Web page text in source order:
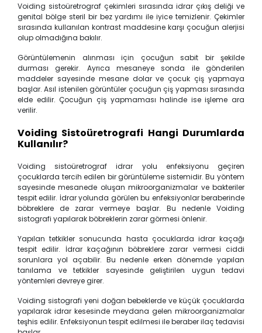
Voiding sistoüretrograf çekimleri sırasında idrar çıkış deliği ve
genital bölge steril bir bez yardımı ile iyice temizlenir. Çekimler
sırasında kullanılan kontrast maddesine karşı çocuğun alerjisi
olup olmadığına bakılır.
Görüntülemenin alınması için çocuğun sabit bir şekilde
durması gerekir. Ayrıca mesaneye sonda ile gönderilen
maddeler sayesinde mesane dolar ve çocuk çiş yapmaya
başlar. Asıl istenilen görüntüler çocuğun çiş yapması sırasında
elde edilir. Çocuğun çiş yapmaması halinde ise işleme ara
verilir.
Voiding Sistoüretrografi Hangi Durumlarda
Kullanılır?
Voiding sistoüretrograf idrar yolu enfeksiyonu geçiren
çocuklarda tercih edilen bir görüntüleme sistemidir. Bu yöntem
sayesinde mesanede oluşan mikroorganizmalar ve bakteriler
tespit edilir. İdrar yolunda görülen bu enfeksiyonlar beraberinde
böbreklere de zarar vermeye başlar. Bu nedenle Voiding
sistografi yapılarak böbreklerin zarar görmesi önlenir.
Yapılan tetkikler sonucunda hasta çocuklarda idrar kaçağı
tespit edilir. İdrar kaçağının böbreklere zarar vermesi ciddi
sorunlara yol açabilir. Bu nedenle erken dönemde yapılan
tanılama ve tetkikler sayesinde geliştirilen uygun tedavi
yöntemleri devreye girer.
Voiding sistografi yeni doğan bebeklerde ve küçük çocuklarda
yapılarak idrar kesesinde meydana gelen mikroorganizmalar
teşhis edilir. Enfeksiyonun tespit edilmesi ile beraber ilaç tedavisi